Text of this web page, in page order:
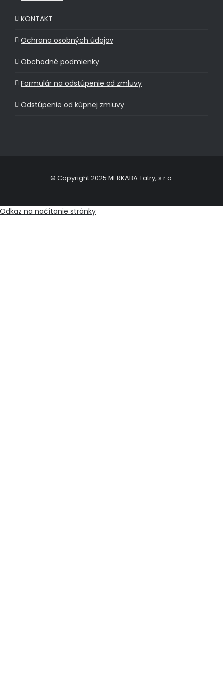
KONTAKT
Ochrana osobných údajov
Obchodné podmienky
Formulár na odstúpenie od zmluvy
Odstúpenie od kúpnej zmluvy
© Copyright 2025 MERKABA Tatry, s.r.o.
Odkaz na načítanie stránky